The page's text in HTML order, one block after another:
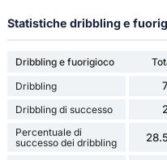
Statistiche dribbling e
Dribbling e fuorigioco
Dribbling
7
Dribbling di successo
Percentuale di
successo dei dribbling